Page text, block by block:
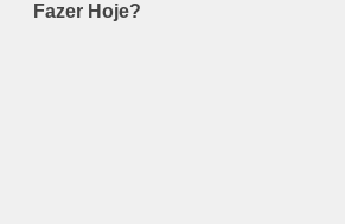
Fazer Hoje?